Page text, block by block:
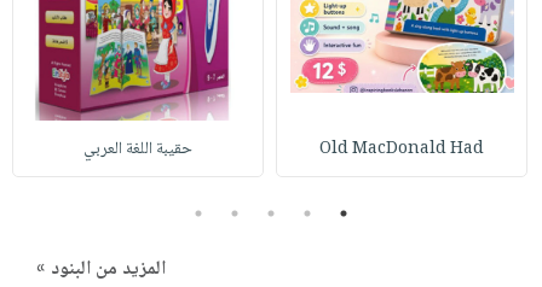
Old MacDonald Had حقيبة اللغة العربي
1
2
3
4
5
المزيد من البنود »